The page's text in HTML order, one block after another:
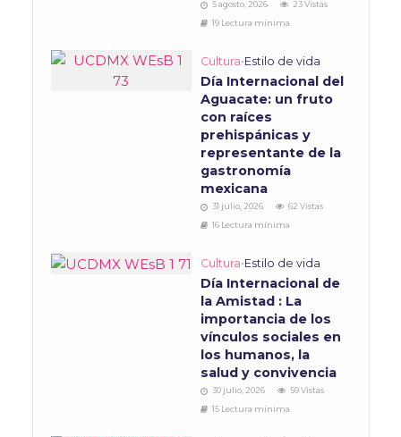
5 agosto, 2026
23 Vistas
19 Lectura mínima
Cultura•Estilo de vida
Día Internacional del
Aguacate: un fruto
con raíces
prehispánicas y
representante de la
gastronomía
mexicana
31 julio, 2026
62 Vistas
16 Lectura mínima
Cultura•Estilo de vida
Día Internacional de
la Amistad : La
importancia de los
vínculos sociales en
los humanos, la
salud y convivencia
30 julio, 2026
59 Vistas
15 Lectura mínima